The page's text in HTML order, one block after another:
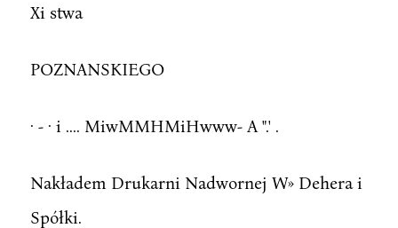
Xi stwa
POZNANSKIEGO
· - · i .... MiwMMHMiHwww- A ".' .
Nakładem Drukarni Nadwornej W» Dehera i
Spółki.